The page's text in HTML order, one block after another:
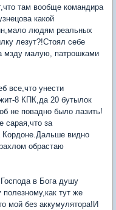
там вообще командира
какой
людям реальных
лезут?!Стоял себе
мзду малую, патрошками
все,что унести
8 КПК,да 20 бутылок
не повадно было лазить!
сарая,что за
Кордоне.Дальше видно
обрастаю
в Бога душу
тут же
мой без аккумулятора!И